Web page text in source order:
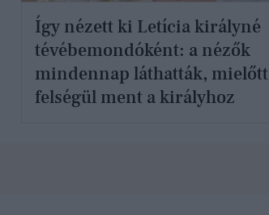
Így nézett ki Letícia királyné
tévébemondóként: a nézők
mindennap láthatták, mielőtt
felségül ment a királyhoz